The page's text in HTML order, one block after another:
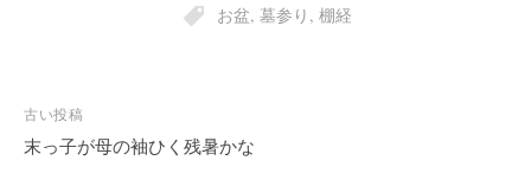
お盆, 墓参り , 棚経
投
稿
古い投稿
末っ子が母の袖ひく残暑かな